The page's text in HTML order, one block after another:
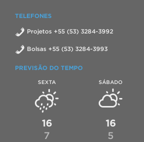
TELEFONES
Projetos +55 (53) 3284-3992
Bolsas +55 (53) 3284-3993
PREVISÃO DO TEMPO
SEXTA
16
7
SÁBADO
16
5